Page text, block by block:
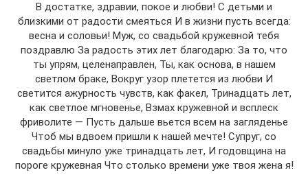
В достатке, здравии, покое и любви! С детьми и
близкими от радости смеяться И в жизни пусть всегда:
весна и соловьи! Муж, со свадьбой кружевной тебя
поздравлю За радость этих лет благодарю: За то, что
ты упрям, целенаправлен, Ты, как основа, в нашем
светлом браке, Вокруг узор плетется из любви И
светится ажурность чувств, как факел, Тринадцать лет,
как светлое мгновенье, Взмах кружевной и всплеск
фриволите — Пусть дальше вьется всем на загляденье
Чтоб мы вдвоем пришли к нашей мечте! Супруг, со
свадьбы минуло уже тринадцать лет, И годовщина на
пороге кружевная Что столько времени уже твоя жена я!